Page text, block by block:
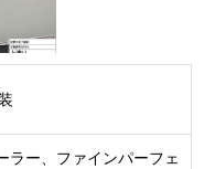
ラー、ファインパーフェ